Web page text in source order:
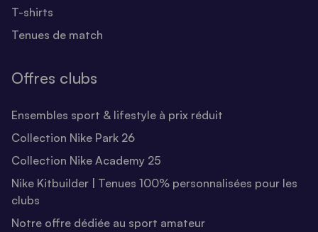
T-shirts
Tenues de match
Offres clubs
Ensembles sport & lifestyle à prix réduit
Collection Nike Park 26
Collection Nike Academy 25
Nike Kitbuilder | Tenues 100% personnalisées pour les
clubs
Notre offre dédiée au sport amateur